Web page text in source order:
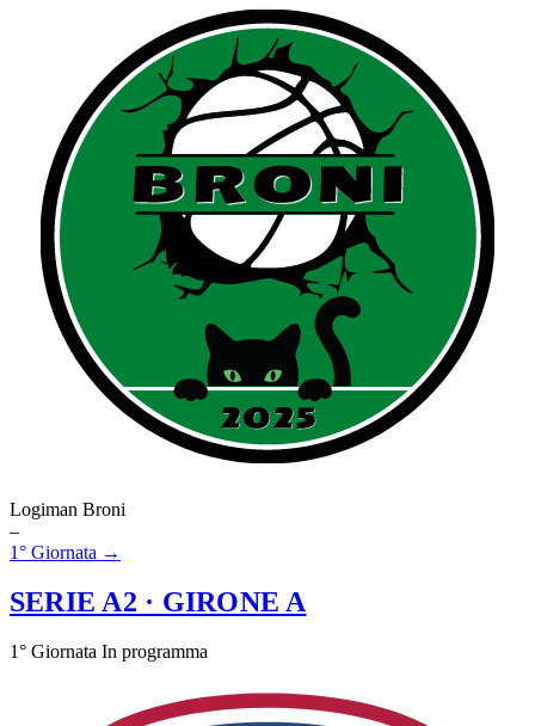
Logiman Broni
–
1° Giornata →
SERIE A2 · GIRONE A
1° Giornata In programma